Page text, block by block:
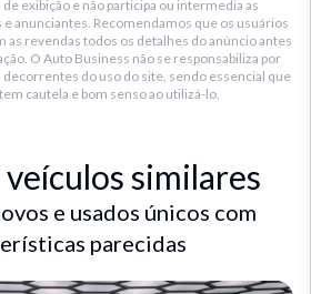
exibição e não participa ou intermedia as
anunciantes. Recomendamos que os usuários
revendas todos os detalhes do anúncio antes
O Auto Business não se responsabiliza por
do uso do site, sendo essencial que
cautela e bom senso ao utilizá-lo.
similares
e usados únicos com
parecidas